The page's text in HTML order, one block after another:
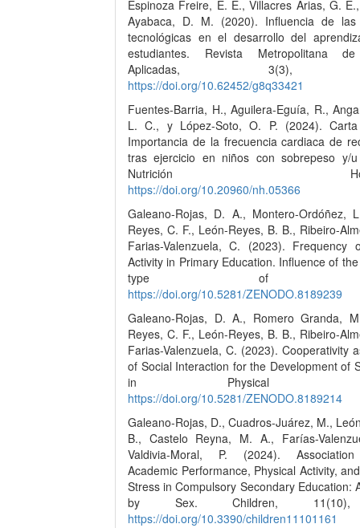
Espinoza Freire, E. E., Villacres Arias, G.
Ayabaca, D. M. (2020). Influencia de las
tecnológicas en el desarrollo del
estudiantes. Revista Metropolitana
Aplicadas, 3(3),
https://doi.org/10.62452/g8q33421
Fuentes-Barria, H., Aguilera-Eguía, R.,
L. C., y López-Soto, O. P. (2024).
Importancia de la frecuencia cardiaca de
tras ejercicio en niños con sobrepeso y/u
Nutrición
https://doi.org/10.20960/nh.05366
Galeano-Rojas, D. A., Montero-Ordóñez,
Reyes, C. F., León-Reyes, B. B., Ribeiro-
Farias-Valenzuela, C. (2023). Frequency
Activity in Primary Education. Influence of
type of
https://doi.org/10.5281/ZENODO.8189239
Galeano-Rojas, D. A., Romero Granda,
Reyes, C. F., León-Reyes, B. B., Ribeiro-
Farias-Valenzuela, C. (2023). Cooperativity
of Social Interaction for the Development of
in Physical
https://doi.org/10.5281/ZENODO.8189214
Galeano-Rojas, D., Cuadros-Juárez, M.,
B., Castelo Reyna, M. A., Farías-
Valdivia-Moral, P. (2024).
Academic Performance, Physical Activity,
Stress in Compulsory Secondary Education:
by Sex. Children,
https://doi.org/10.3390/children11101161